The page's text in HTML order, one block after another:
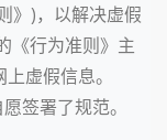
》)，以解决虚假
《行为准则》主
虚假信息。
签署了规范。